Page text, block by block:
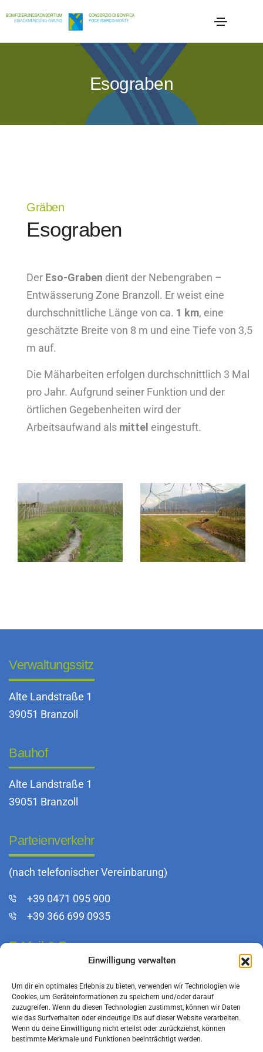
Einwilligung verwalten
Um dir ein optimales Erlebnis zu bieten, verwenden wir Technologien wie
Cookies, um Geräteinformationen zu speichern und/oder darauf
zuzugreifen. Wenn du diesen Technologien zustimmst, können wir Daten
wie das Surfverhalten oder eindeutige IDs auf dieser Website verarbeiten.
Wenn du deine Einwillligung nicht erteilst oder zurückziehst, können
bestimmte Merkmale und Funktionen beeinträchtigt werden.
Esograben
Gräben
Esograben
Der Eso-Graben dient der Nebengraben –
Entwässerung Zone Branzoll. Er weist eine
durchschnittliche Länge von ca. 1 km, eine
geschätzte Breite von 8 m und eine Tiefe von 3,5
m auf.
Die Mäharbeiten erfolgen durchschnittlich 3 Mal
pro Jahr. Aufgrund seiner Funktion und der
örtlichen Gegebenheiten wird der
Arbeitsaufwand als mittel eingestuft.
Verwaltungssitz
Alte Landstraße 1
39051 Branzoll
Bauhof
Alte Landstraße 1
39051 Branzoll
Parteienverkehr
(nach telefonischer Vereinbarung)
+39 0471 095 900
+39 366 699 0935
E-Mail & Pec
infoeg@pec.rolmail.net